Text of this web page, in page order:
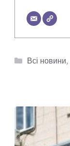
Категорії
Всі новини,